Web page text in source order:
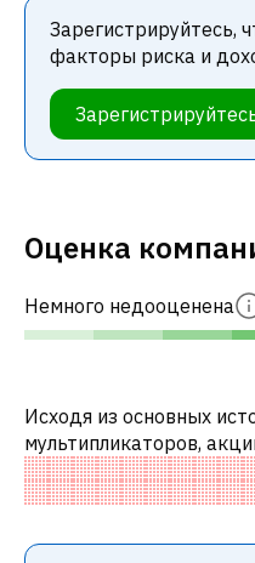
Зарегистрируйтесь,
факторы риска и
Оценка
Немного недооценена
Исходя из основных
мультипликаторов,
недооценены по
компаниями. В